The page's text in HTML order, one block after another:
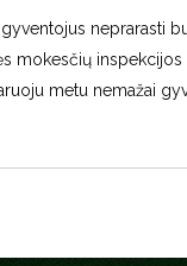
neprarasti
mokesčių
metu nemažai